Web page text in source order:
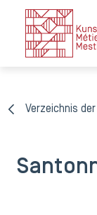
Verzeichnis